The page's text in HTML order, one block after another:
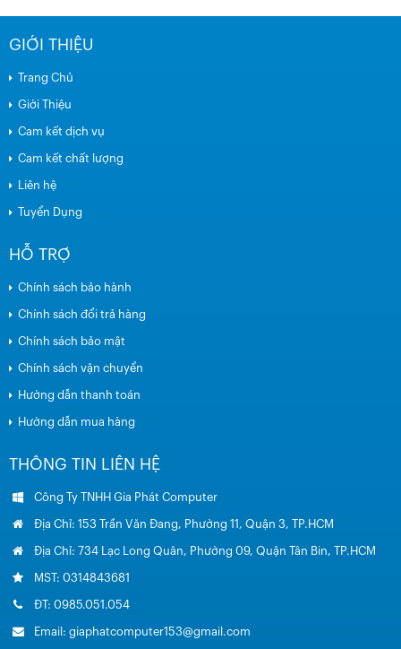
GIỚI THIỆU
Trang Chủ
Giới Thiệu
Cam kết dịch vụ
Cam kết chất lượng
Liên hệ
Tuyển Dụng
HỖ TRỢ
Chính sách bảo hành
Chính sách đổi trả hàng
Chính sách bảo mật
Chính sách vận chuyển
Hướng dẫn thanh toán
Hướng dẫn mua hàng
THÔNG TIN LIÊN HỆ
Công Ty TNHH Gia Phát Computer
Địa Chỉ: 153 Trần Văn Đang, Phường 11, Quận 3, TP.HCM
Địa Chỉ: 734 Lạc Long Quân, Phường 09, Quận Tân Bin, TP.HCM
MST: 0314843681
ĐT: 0985.051.054
Email: giaphatcomputer153@gmail.com